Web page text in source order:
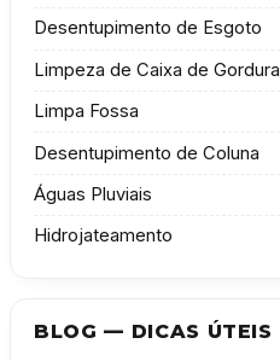
Desentupimento de Esgoto
Limpeza de Caixa de Gordura
Limpa Fossa
Desentupimento de Coluna
Águas Pluviais
Hidrojateamento
BLOG — DICAS ÚTEIS